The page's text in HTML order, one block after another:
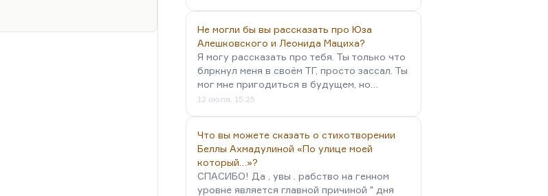
и чуть не
Не могли бы вы рассказать про Юза
Алешковского и Леонида Мациха?
Я могу рассказать про тебя. Ты только что
блркнул меня в своём ТГ, просто зассал. Ты
мог мне пригодиться в будущем, но…
12 июля, 15:25
Что вы можете сказать о стихотворении
Беллы Ахмадулиной «По улице моей
который…»?
СПАСИБО! Да , увы . рабство на генном
уровне является главной причиной " дня